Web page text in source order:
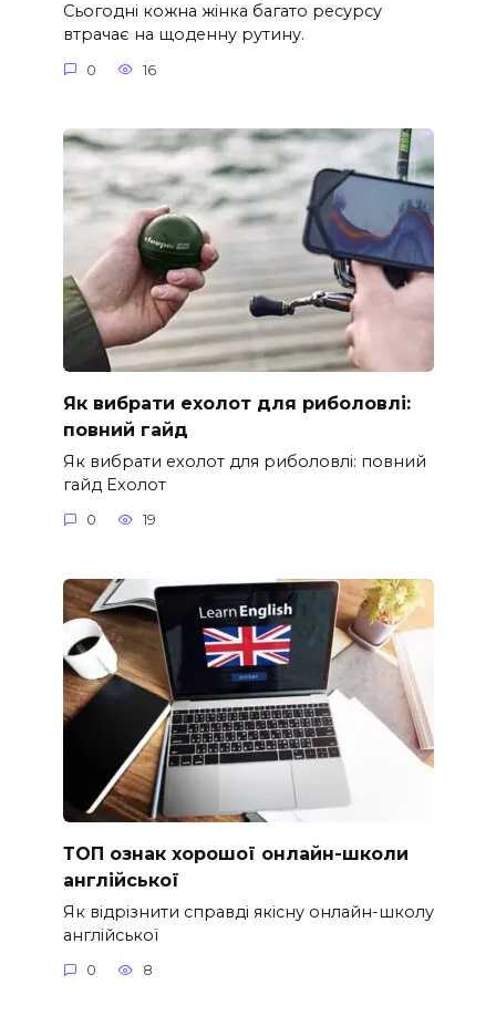
Сьогодні кожна жінка багато ресурсу
втрачає на щоденну рутину.
0 16
Як вибрати ехолот для риболовлі:
повний гайд
Як вибрати ехолот для риболовлі: повний
гайд Ехолот
0 19
ТОП ознак хорошої онлайн-школи
англійської
Як відрізнити справді якісну онлайн-школу
англійської
0 8